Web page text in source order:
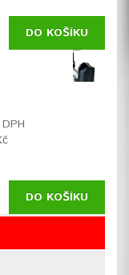
DO KOŠÍKU
DO KOŠÍKU